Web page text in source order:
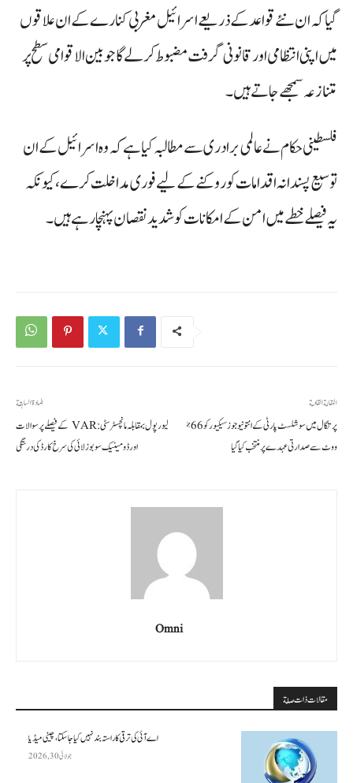
گیا کہ ان نئے قواعد کے ذریعے اسرائیل مغربی کنارے کے ان علاقوں
میں اپنی انتظامی اور قانونی گرفت مضبوط کر لے گا جو بین الاقوامی سطح پر
متنازعہ سمجھے جاتے ہیں۔
فلسطینی حکام نے عالمی برادری سے مطالبہ کیا ہے کہ وہ اسرائیل کے ان
توسیع پسندانہ اقدامات کو روکنے کے لیے فوری مداخلت کرے، کیونکہ
یہ فیصلے خطے میں امن کے امکانات کو شدید نقصان پہنچا رہے ہیں۔
المادة السابقة
لیورپول بمقابلہ مانچسٹر سٹی: VAR کے فیصلے پر سوالات
اور ڈومینیک سوبوزلائی کی سرخ کارڈ کی درستگی
المقالة القادمة
پرتگال میں سوشلسٹ پارٹی کے انتونیو جوز سیکیور کو 66٪
ووٹ سے صدارتی عہدے پر منتخب کیا گیا
Omni
مقالات ذات صلة
اے آئی کی ترقی کا راستہ بند نہیں کیا جا سکتا، چینی میڈیا
جولائی 30, 2026